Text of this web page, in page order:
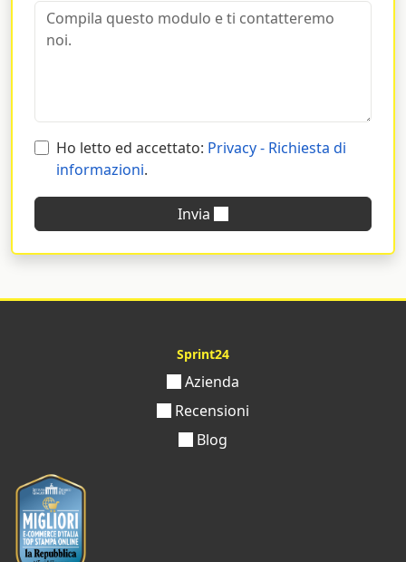
Ho letto ed accettato: Privacy - Richiesta di
informazioni.
Invia
Sprint24
Azienda
Recensioni
Blog